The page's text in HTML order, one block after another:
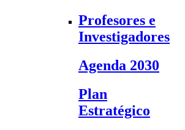
Profesores e
Investigadores
Agenda 2030
Plan
Estratégico